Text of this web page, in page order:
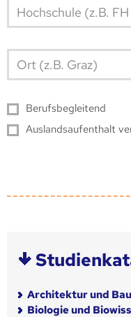
Hoch­schule (z.B.
Ort (z.B. Graz)
Berufs­begleitend
Auslandsaufenthalt
Architektur und
Biologie und